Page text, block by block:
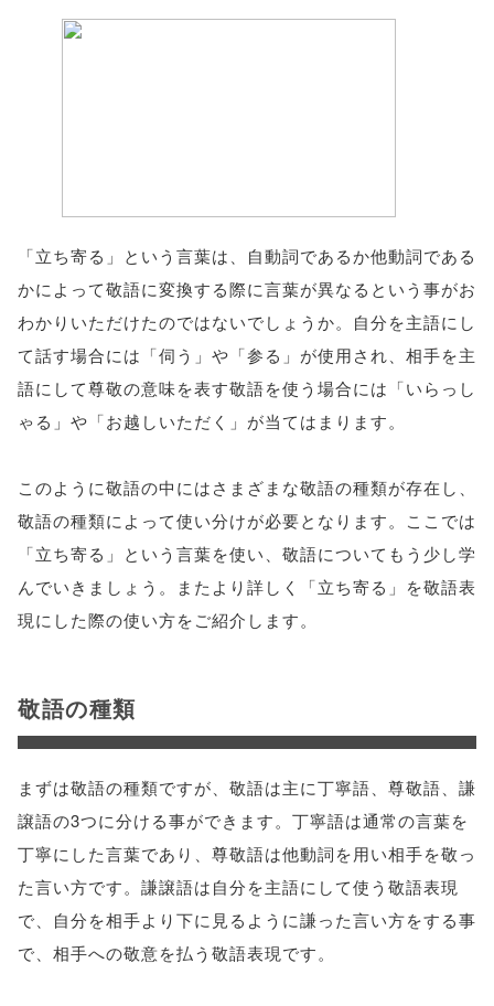
「立ち寄る」という言葉は、自動詞であるか他動詞である
かによって敬語に変換する際に言葉が異なるという事がお
わかりいただけたのではないでしょうか。自分を主語にし
て話す場合には「伺う」や「参る」が使用され、相手を主
語にして尊敬の意味を表す敬語を使う場合には「いらっし
ゃる」や「お越しいただく」が当てはまります。
このように敬語の中にはさまざまな敬語の種類が存在し、
敬語の種類によって使い分けが必要となります。ここでは
「立ち寄る」という言葉を使い、敬語についてもう少し学
んでいきましょう。またより詳しく「立ち寄る」を敬語表
現にした際の使い方をご紹介します。
敬語の種類
まずは敬語の種類ですが、敬語は主に丁寧語、尊敬語、謙
譲語の3つに分ける事ができます。丁寧語は通常の言葉を
丁寧にした言葉であり、尊敬語は他動詞を用い相手を敬っ
た言い方です。謙譲語は自分を主語にして使う敬語表現
で、自分を相手より下に見るように謙った言い方をする事
で、相手への敬意を払う敬語表現です。